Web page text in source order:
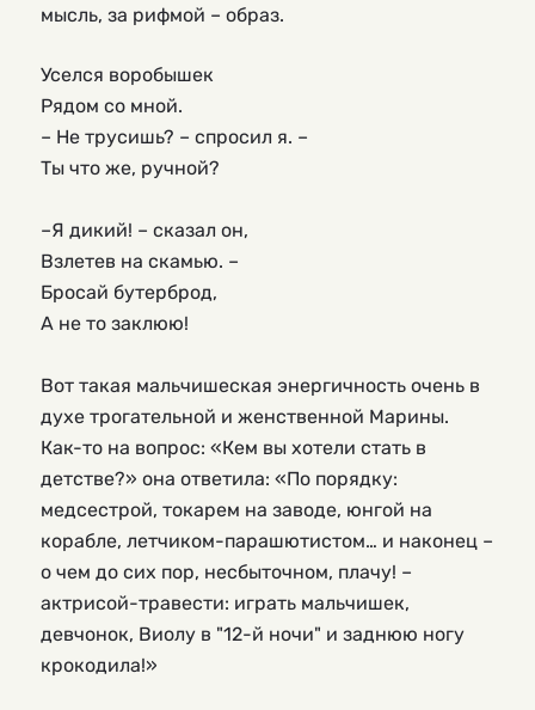
мысль, за рифмой – образ.
Уселся воробышек
Рядом со мной.
– Не трусишь? – спросил я. –
Ты что же, ручной?
–Я дикий! – сказал он,
Взлетев на скамью. –
Бросай бутерброд,
А не то заклюю!
Вот такая мальчишеская энергичность очень в
духе трогательной и женственной Марины.
Как-то на вопрос: «Кем вы хотели стать в
детстве?» она ответила: «По порядку:
медсестрой, токарем на заводе, юнгой на
корабле, летчиком-парашютистом… и наконец –
о чем до сих пор, несбыточном, плачу! –
актрисой-травести: играть мальчишек,
девчонок, Виолу в "12-й ночи" и заднюю ногу
крокодила!»